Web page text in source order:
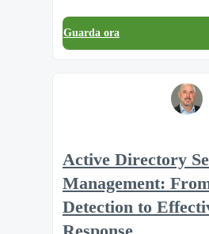
Guarda ora
Active Directory
Management:
Detection to